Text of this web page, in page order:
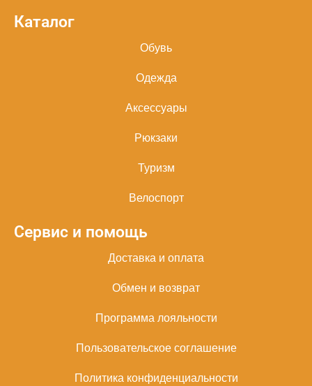
Каталог
Обувь
Одежда
Аксессуары
Рюкзаки
Туризм
Велоспорт
Сервис и помощь
Доставка и оплата
Обмен и возврат
Программа лояльности
Пользовательское соглашение
Политика конфиденциальности